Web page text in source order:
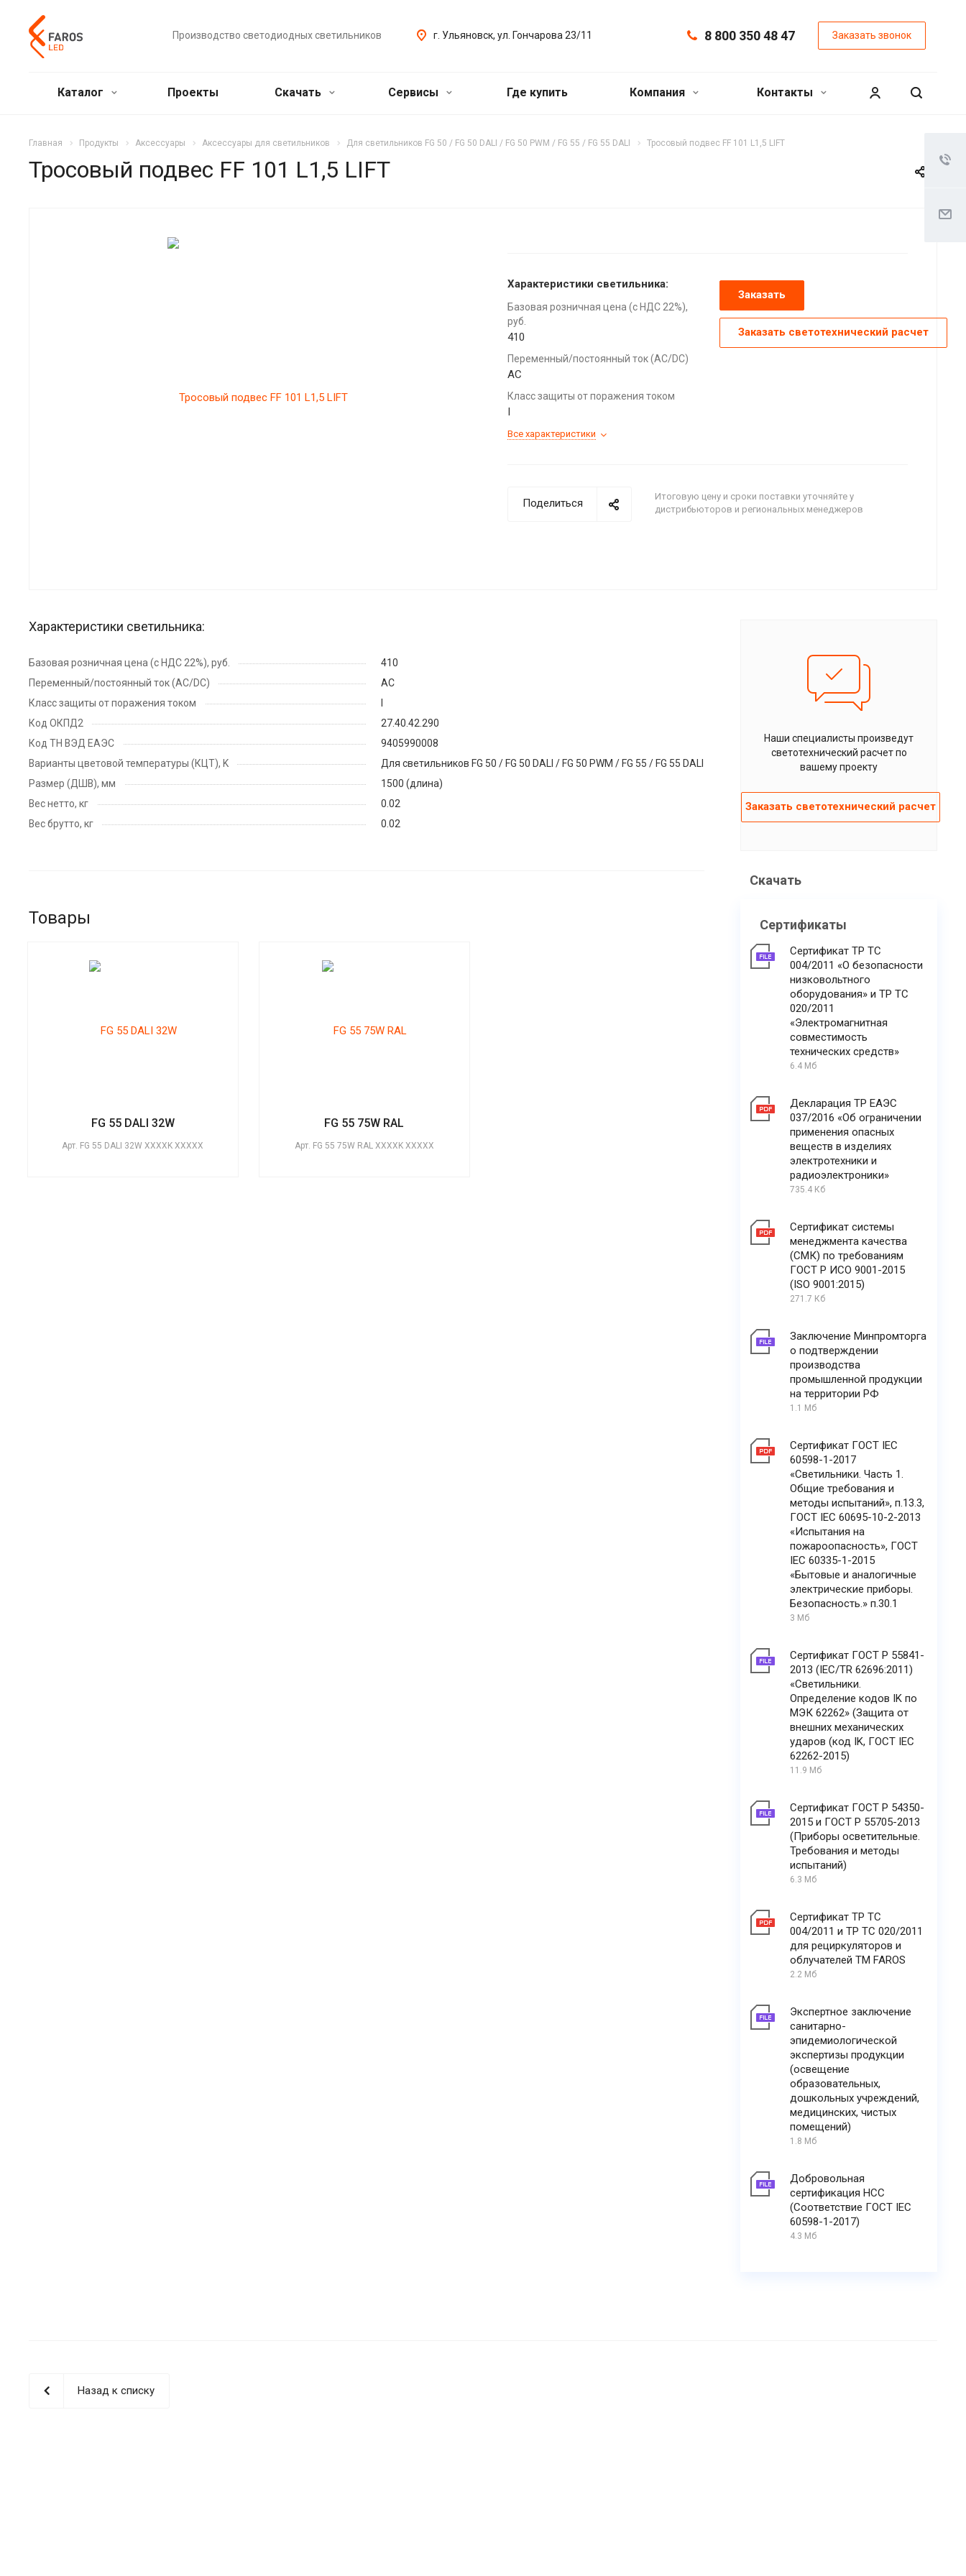
Производство светодиодных светильников г. Ульяновск, ул. Гончарова 23/11 8 800 350 48 47 Заказать звонок
Каталог Проекты Скачать Сервисы Где купить Компания Контакты
Главная Продукты Аксессуары Аксессуары для светильников Для светильников FG 50 / FG 50 DALI / FG 50 PWM / FG 55 / FG 55 DALI Тросовый подвес FF 101 L1,5 LIFT
Тросовый подвес FF 101 L1,5 LIFT
Характеристики светильника:
Базовая розничная цена (с НДС 22%),
руб.
410
Переменный/постоянный ток (AC/DC)
AC
Класс защиты от поражения током
I
Все характеристики
Заказать
Заказать светотехнический расчет
Поделиться
Итоговую цену и сроки поставки уточняйте у
дистрибьюторов и региональных менеджеров
Характеристики светильника:
Базовая розничная цена (с НДС 22%), руб.
410
Переменный/постоянный ток (AC/DC)
AC
Класс защиты от поражения током
Код ОКПД2
27.40.42.290
Код ТН ВЭД ЕАЭС
9405990008
Варианты цветовой температуры (КЦТ), K
Для светильников FG 50 / FG 50 DALI / FG 50 PWM / FG 55 / FG 55 DALI
Размер (ДШВ), мм
1500 (длина)
Вес нетто, кг
0.02
Вес брутто, кг
0.02
Товары
FG 55 DALI 32W
Арт. FG 55 DALI 32W XXXXK XXXXX
FG 55 75W RAL
Арт. FG 55 75W RAL XXXXK XXXXX
Наши специалисты произведут
светотехнический расчет по
вашему проекту
Заказать светотехнический расчет
Скачать
Сертификаты
Сертификат ТР ТС
004/2011 «О безопасности
низковольтного
оборудования» и ТР ТС
020/2011
«Электромагнитная
совместимость
технических средств»
6.4 Мб
Декларация ТР ЕАЭС
037/2016 «Об ограничении
применения опасных
веществ в изделиях
электротехники и
радиоэлектроники»
735.4 Кб
Сертификат системы
менеджмента качества
(СМК) по требованиям
ГОСТ Р ИСО 9001-2015
(ISO 9001:2015)
271.7 Кб
Заключение Минпромторга
о подтверждении
производства
промышленной продукции
на территории РФ
1.1 Мб
Сертификат ГОСТ IEC
60598-1-2017
«Светильники. Часть 1.
Общие требования и
методы испытаний», п.13.3,
ГОСТ IEC 60695-10-2-2013
«Испытания на
пожароопасность», ГОСТ
IEC 60335-1-2015
«Бытовые и аналогичные
электрические приборы.
Безопасность.» п.30.1
3 Мб
Сертификат ГОСТ Р 55841-
2013 (IEC/TR 62696:2011)
«Светильники.
Определение кодов IK по
МЭК 62262» (Защита от
внешних механических
ударов (код IK, ГОСТ IEC
62262-2015)
11.9 Мб
Сертификат ГОСТ Р 54350-
2015 и ГОСТ Р 55705-2013
(Приборы осветительные.
Требования и методы
испытаний)
6.3 Мб
Сертификат ТР ТС
004/2011 и ТР ТС 020/2011
для рециркуляторов и
облучателей ТМ FAROS
2.2 Мб
Экспертное заключение
санитарно-
эпидемиологической
экспертизы продукции
(освещение
образовательных,
дошкольных учреждений,
медицинских, чистых
помещений)
1.8 Мб
Добровольная
сертификация НСС
(Соответствие ГОСТ IEC
60598-1-2017)
4.3 Мб
Назад к списку